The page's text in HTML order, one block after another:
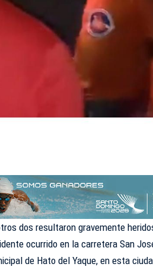
dos resultaron gravemente
ocurrido en la carretera San
de Hato del Yaque, en esta